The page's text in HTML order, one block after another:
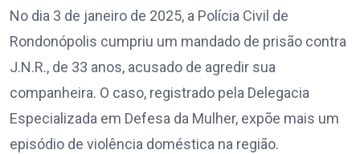
No dia 3 de janeiro de 2025, a Polícia Civil de
Rondonópolis cumpriu um mandado de prisão contra
J.N.R., de 33 anos, acusado de agredir sua
companheira. O caso, registrado pela Delegacia
Especializada em Defesa da Mulher, expõe mais um
episódio de violência doméstica na região.